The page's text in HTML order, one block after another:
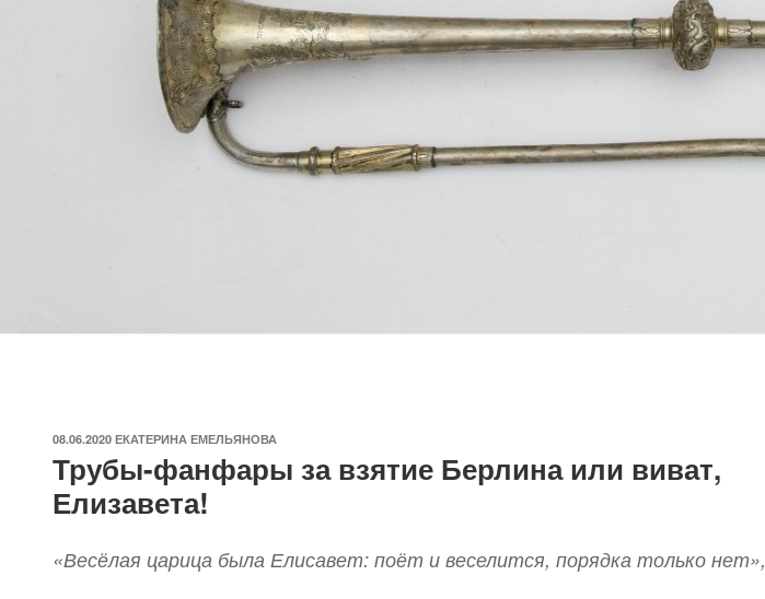
ОПУБЛИКОВАНО
08.06.2020 ЕКАТЕРИНА ЕМЕЛЬЯНОВА
Трубы-фанфары за взятие Берлина или виват,
Елизавета!
«Весёлая царица была Елисавет: поёт и веселится, порядка только нет»,